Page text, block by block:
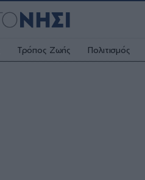
Τρόπος Ζωής Πολιτισμός